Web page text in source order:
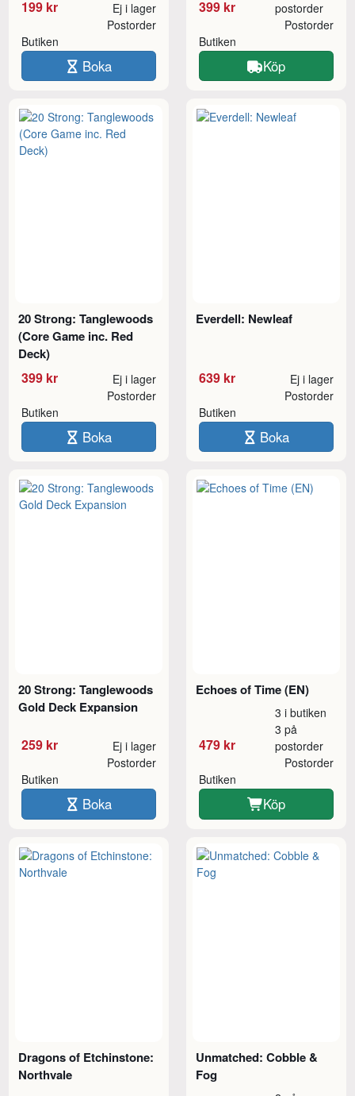
199 kr Ej i lager
Butiken
Postorder
Boka
399 kr
postorder
Butiken
Postorder
Köp
20 Strong: Tanglewoods
(Core Game inc. Red
Deck)
399 kr Ej i lager
Butiken
Postorder
Boka
Everdell: Newleaf
639 kr Ej i lager
Butiken
Postorder
Boka
20 Strong: Tanglewoods
Gold Deck Expansion
259 kr Ej i lager
Butiken
Postorder
Boka
Echoes of Time (EN)
479 kr
3 i butiken
3 på
postorder
Butiken
Postorder
Köp
Dragons of Etchinstone:
Northvale
Unmatched: Cobble &
Fog